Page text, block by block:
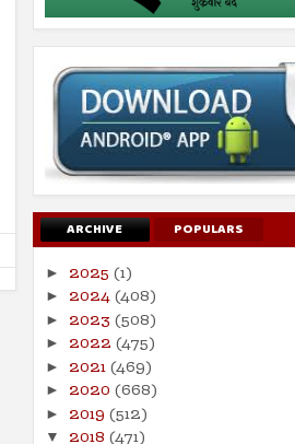
Aug
2024
सर्व मानवजातीसाठी दया
Shodhan
ARCHIVE POPULARS
► 2025 (1)
► 2024(408)
► 2023 (508)
► 2022 (475)
► 2021(469)
► 2020 (668)
► 2019 (512)
▼ 2018 (471)